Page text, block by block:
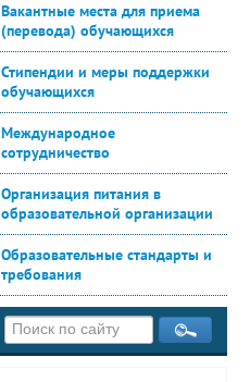
Вакантные места для приема
(перевода) обучающихся
Стипендии и меры поддержки
обучающихся
Международное
сотрудничество
Организация питания в
образовательной организации
Образовательные стандарты и
требования